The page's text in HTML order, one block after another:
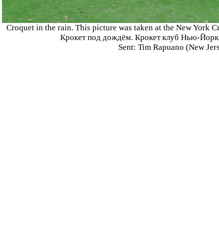
Croquet in the rain. This picture was taken at the New York
Крокет под дождём. Крокет клуб Нью-
Sent: Tim Rapuano (New